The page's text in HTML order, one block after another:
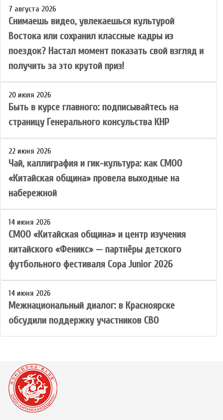
7 августа 2026
Снимаешь видео, увлекаешься культурой
Востока или сохранил классные кадры из
поездок? Настал момент показать свой взгляд и
получить за это крутой приз!
20 июля 2026
Быть в курсе главного: подписывайтесь на
страницу Генерального консульства КНР
22 июня 2026
Чай, каллиграфия и гик-культура: как СМОО
«Китайская община» провела выходные на
набережной
14 июня 2026
СМОО «Китайская община» и центр изучения
китайского «Феникс» — партнёры детского
футбольного фестиваля Copa Junior 2026
14 июня 2026
Межнациональный диалог: в Красноярске
обсудили поддержку участников СВО